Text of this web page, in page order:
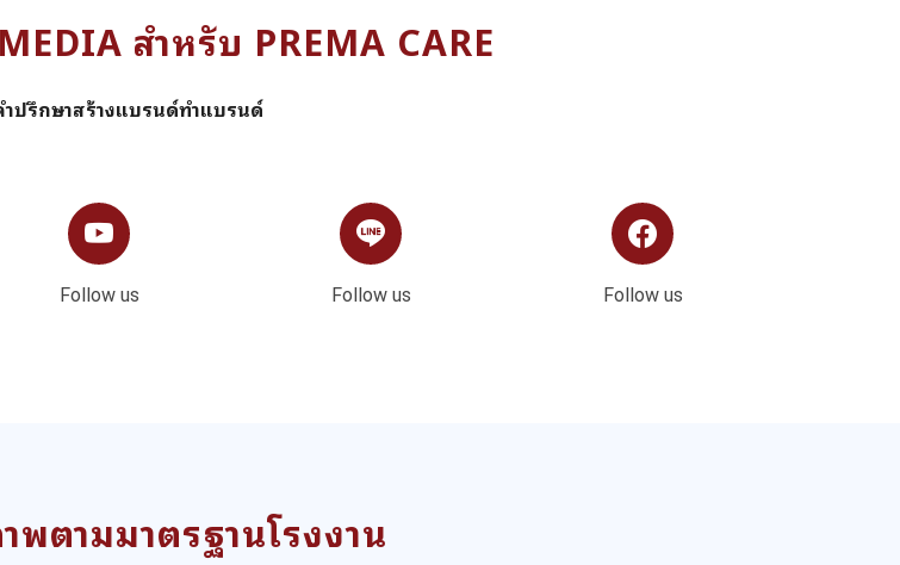
สำหรับ PREMA CARE
ปรึกษาสร้างแบรนด์ทำแบรนด์
Follow us Follow us Follow us
ตามมาตรฐานโรงงาน